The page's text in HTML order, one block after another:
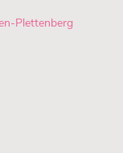
Plettenberg